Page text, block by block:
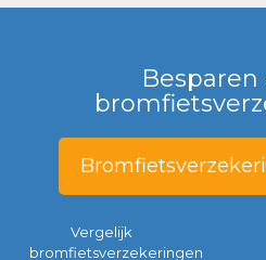
Besparen
Vergelijk
bromfietsverzekeringen